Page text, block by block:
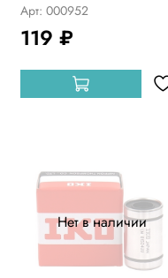
Арт: 000952
119 ₽
Нет в наличии